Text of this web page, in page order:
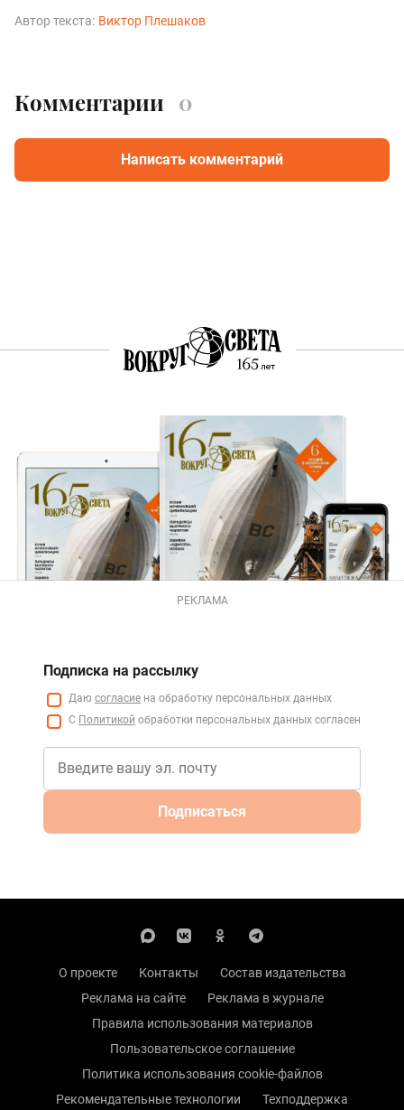
Автор текста: Виктор Плешаков
Комментарии 0
Написать комментарий
РЕКЛАМА
Подписка на рассылку
Даю согласие на обработку персональных данных
С Политикой обработки персональных данных согласен
Подписаться
О проекте Контакты
Состав издательства
Реклама на сайте
Реклама в журнале
Правила использования материалов
Пользовательское соглашение
Политика использования cookie-файлов
Рекомендательные технологии
Техподдержка